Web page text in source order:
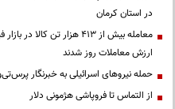
در استان کرمان
معامله بیش از ۴۱۳ هزار تن
ارزش معاملات روز شدند
حمله نیروهای اسرائیلی به خبرنگار
از التماس تا فروپاشی هژمونی دلار